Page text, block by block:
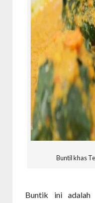
Buntil khas
Buntik ini adalah